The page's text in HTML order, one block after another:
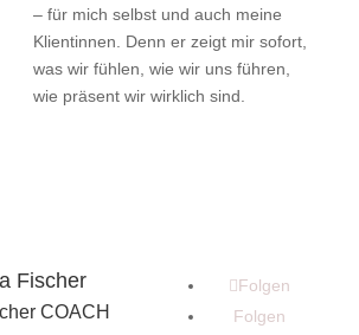
– für mich selbst und auch meine
Klientinnen. Denn er zeigt mir sofort,
was wir fühlen, wie wir uns führen,
wie präsent wir wirklich sind.
Fischer
COACH
Folgen
Folgen